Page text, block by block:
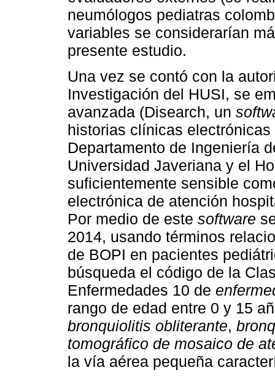
neumólogos pediatras
variables se considerarían
presente estudio.
Una vez se contó con la
Investigación del HUSI, se
avanzada (Disearch, un
historias clínicas
Departamento de Ingeniería
Universidad Javeriana y el
suficientemente sensible
electrónica de atención
Por medio de este software
2014, usando términos
de BOPI en pacientes
búsqueda el código de la
Enfermedades 10 de
rango de edad entre 0 y 15
bronquiolitis obliterante,
tomográfico de mosaico de
la vía aérea pequeña